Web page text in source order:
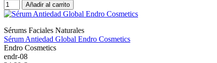
Añadir al carrito
Sérums Faciales Naturales
Sérum Antiedad Global Endro Cosmetics
Endro Cosmetics
endr-08